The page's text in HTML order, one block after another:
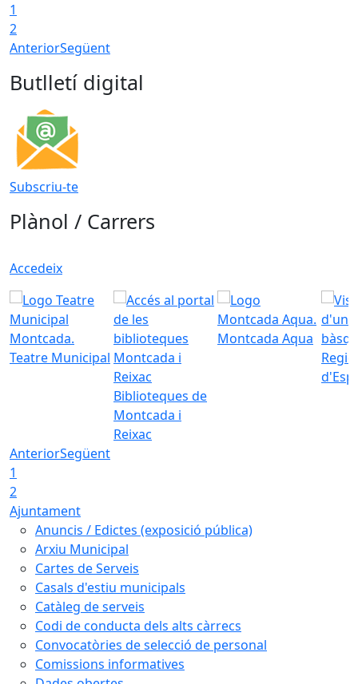
1
2
AnteriorSegüent
Butlletí digital
Subscriu-te
Plànol / Carrers
Accedeix
Teatre Municipal
Biblioteques de
Montcada i
Reixac
Montcada Aqua
AnteriorSegüent
1
2
Ajuntament
Anuncis / Edictes (exposició pública)
Arxiu Municipal
Cartes de Serveis
Casals d'estiu municipals
Catàleg de serveis
Codi de conducta dels alts càrrecs
Convocatòries de selecció de personal
Comissions informatives